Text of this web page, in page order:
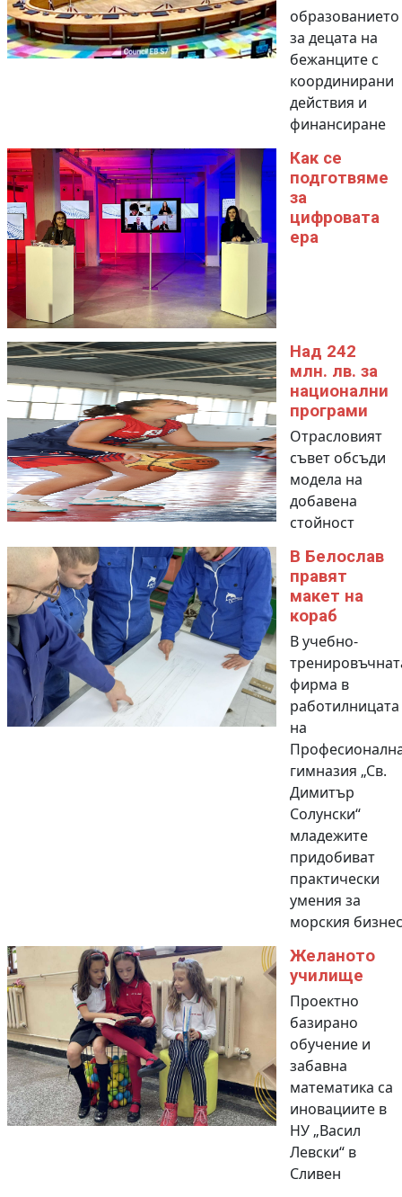
образованието
за децата на
бежанците с
координирани
действия и
финансиране
Как се
подготвяме
за
цифровата
ера
Над 242
млн. лв. за
национални
програми
Отрасловият
съвет обсъди
модела на
добавена
стойност
В Белослав
правят
макет на
кораб
В учебно-
фирма в
работилницата
на
гимназия „Св.
Димитър
Солунски“
младежите
придобиват
практически
умения за
морския бизнес
Желаното
училище
Проектно
базирано
обучение и
забавна
математика са
иновациите в
НУ „Васил
Левски“ в
Сливен